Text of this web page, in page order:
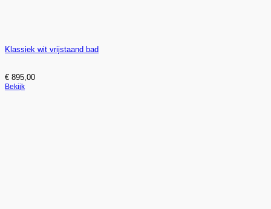
Klassiek wit vrijstaand bad
€ 895,00
Bekijk